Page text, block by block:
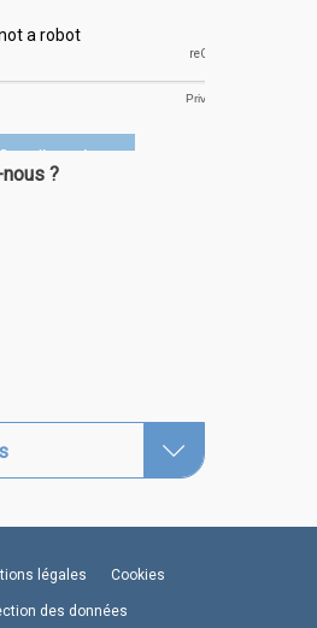
?
légales Cookies
des données